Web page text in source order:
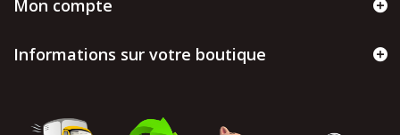
Mon compte
Informations sur votre boutique